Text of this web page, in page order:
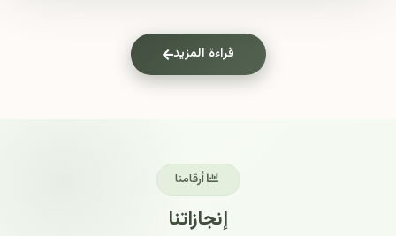
قراءة المزيد
أرقامنا
إنجازاتنا